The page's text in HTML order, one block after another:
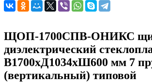
ЩОП-1700СПВ-ОНИКС
диэлектрический
В1700хД1034хШ600 мм 7
(вертикальный) типовой